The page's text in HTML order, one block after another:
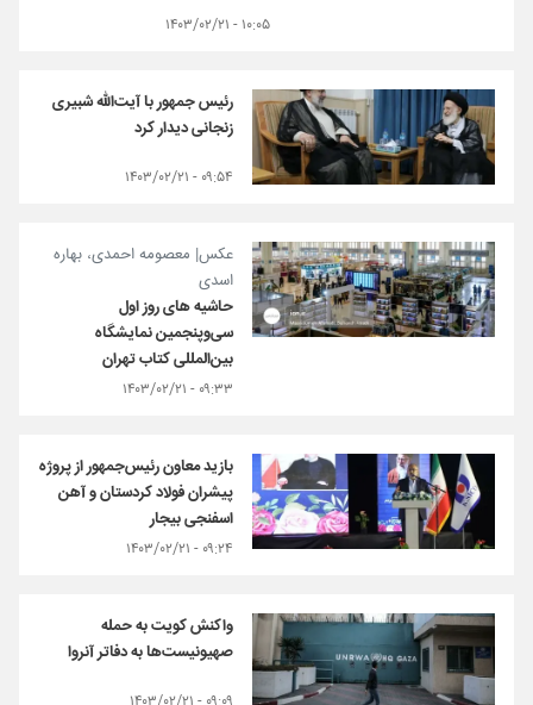
۱۰:۰۵ - ۱۴۰۳/۰۲/۲۱
رئیس جمهور با آیت‌الله شبیری
زنجانی دیدار کرد
۰۹:۵۴ - ۱۴۰۳/۰۲/۲۱
عکس| معصومه احمدی، بهاره
اسدی
حاشیه های روز اول
سی‌و‌پنجمین نمایشگاه
بین‌المللی کتاب تهران
۰۹:۳۳ - ۱۴۰۳/۰۲/۲۱
بازید معاون رئیس‌جمهور از پروژه
پیشران فولاد کردستان و آهن
اسفنجی بیجار
۰۹:۲۴ - ۱۴۰۳/۰۲/۲۱
واکنش کویت به حمله
صهیونیست‌ها به دفاتر آنروا